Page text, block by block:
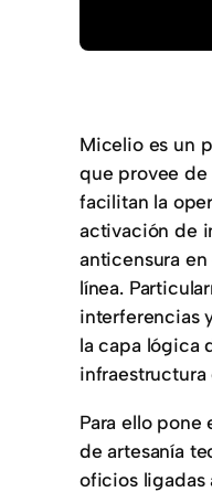
Micelio es un
que provee de
facilitan la
activación de
anticensura
línea.
interferencias
la capa lógica
Para ello pone
de artesanía
oficios ligadas